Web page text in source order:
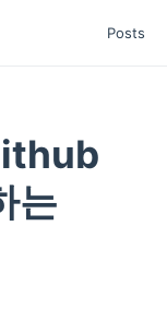
Posts
는